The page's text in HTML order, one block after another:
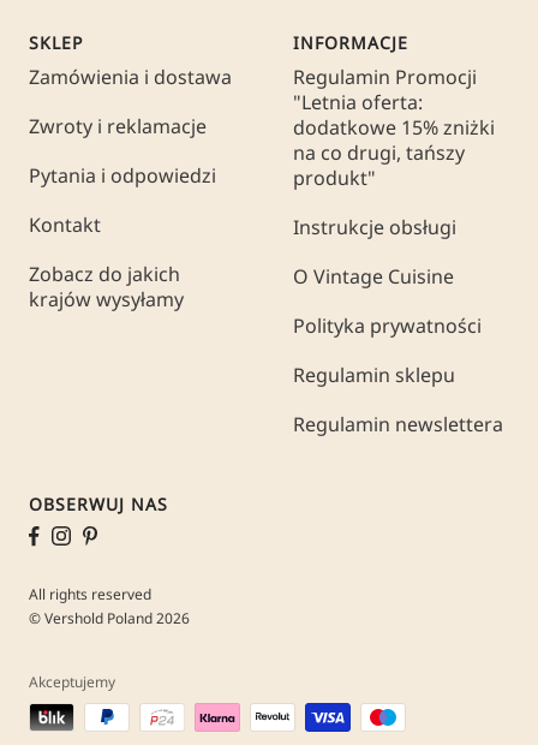
SKLEP
Zamówienia i dostawa
Zwroty i reklamacje
Pytania i odpowiedzi
Kontakt
Zobacz do jakich
krajów wysyłamy
INFORMACJE
Regulamin Promocji
"Letnia oferta:
dodatkowe 15% zniżki
na co drugi, tańszy
produkt"
Instrukcje obsługi
O Vintage Cuisine
Polityka prywatności
Regulamin sklepu
Regulamin newslettera
OBSERWUJ NAS
All rights reserved
© Vershold Poland 2026
Akceptujemy